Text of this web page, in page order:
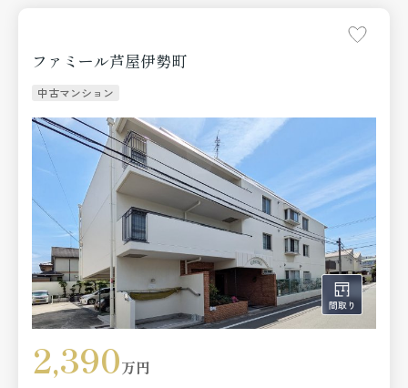
◇クロス張替
◇ダウンライト新設
ファミール芦屋伊勢町
中古マンション
2,390万円